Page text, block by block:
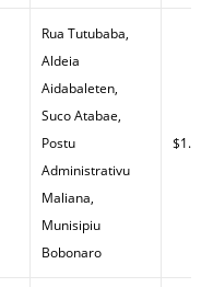
Rua Tutubaba,
Aldeia
Aidabaleten,
Suco Atabae,
Postu
Administrativu
Maliana,
Munisipiu
Bobonaro
$1.58